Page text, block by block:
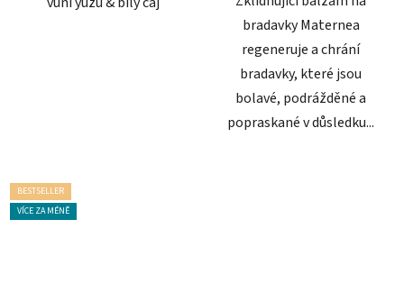
bradavky Maternea
regeneruje a chrání
bradavky, které jsou
bolavé, podrážděné a
popraskané v důsledku...
BESTSELLER
VÍCE ZA MÉNĚ